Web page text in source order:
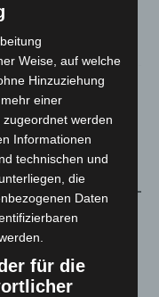
Market“ erhoben
Weise, auf welche
Hinzuziehung
einer
werden
Informationen
technischen und
die
Daten
für die